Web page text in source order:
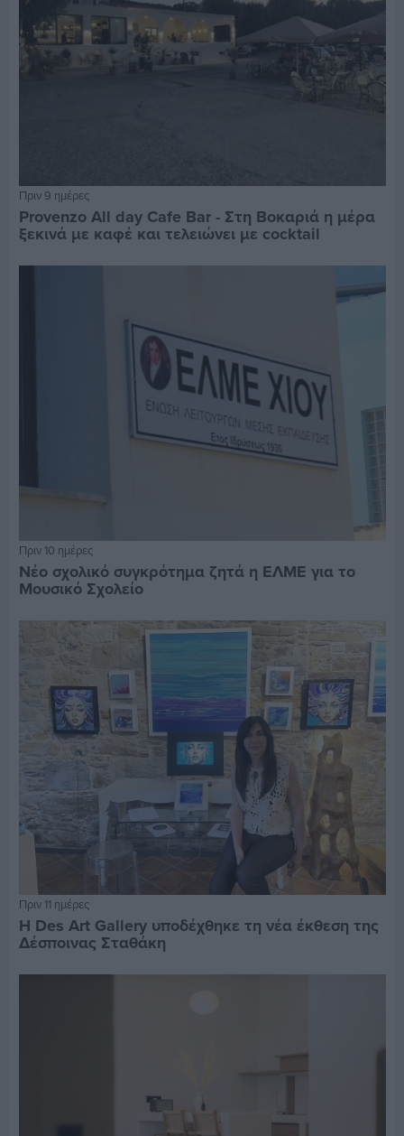
Πριν 9 ημέρες
Provenzo All day Cafe Bar - Στη Βοκαριά η μέρα
ξεκινά με καφέ και τελειώνει με cocktail
Πριν 10 ημέρες
Νέο σχολικό συγκρότημα ζητά η ΕΛΜΕ για το
Μουσικό Σχολείο
Πριν 11 ημέρες
Η Des Art Gallery υποδέχθηκε τη νέα έκθεση της
Δέσποινας Σταθάκη